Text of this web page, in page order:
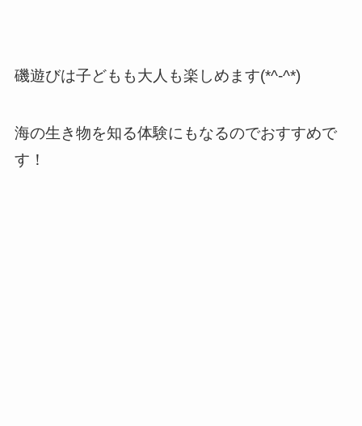
磯遊びは子どもも大人も楽しめます(*^-^*)
海の生き物を知る体験にもなるのでおすすめで
す！